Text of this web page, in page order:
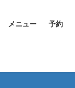
メニュー 予約